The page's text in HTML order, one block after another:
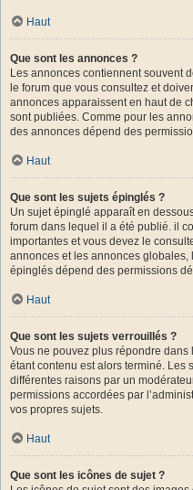
Haut
Que sont les annonces ?
Les annonces contiennent souvent
le forum que vous consultez et
annonces apparaissent en haut de
sont publiées. Comme pour les
des annonces dépend des
Haut
Que sont les sujets épinglés ?
Un sujet épinglé apparaît en
forum dans lequel il a été publié. il
importantes et vous devez le
annonces et les annonces
épinglés dépend des permissions
Haut
Que sont les sujets verrouillés ?
Vous ne pouvez plus répondre
étant contenu est alors terminé. Les
différentes raisons par un
permissions accordées par
vos propres sujets.
Haut
Que sont les icônes de sujet ?